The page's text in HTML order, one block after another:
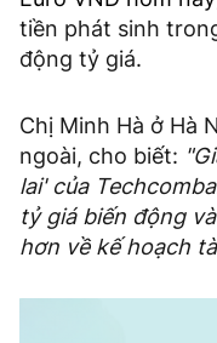
tiền phát sinh
động tỷ giá.
Chị Minh Hà ở Hà
ngoài, cho biết:
lai' của
tỷ giá biến động
hơn về kế hoạch